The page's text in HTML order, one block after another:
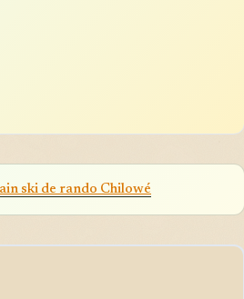
ski de rando Chilowé